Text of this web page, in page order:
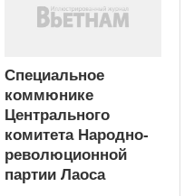
Специальное
коммюнике
Центрального
комитета Народно-
революционной
партии Лаоса